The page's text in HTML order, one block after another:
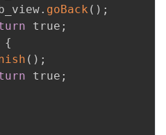
. goBack ( ) ;
true ;
{
( ) ;
true ;